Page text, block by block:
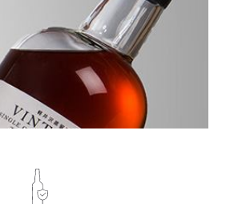
ACTUELLE DE LA COTE
À LA BAISSE